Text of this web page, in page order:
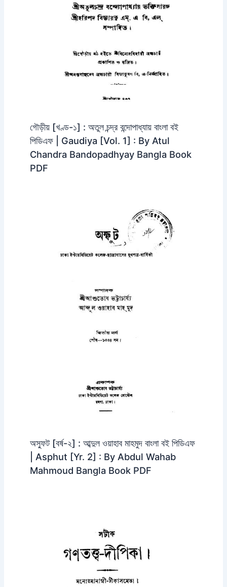
গৌড়ীয় [খণ্ড-১] : অতুল চন্দ্র বন্দোপাধ্যায় বাংলা বই
পিডিএফ | Gaudiya [Vol. 1] : By Atul
Chandra Bandopadhyay Bangla Book
PDF
অস্ফুট [বর্ষ-২] : আব্দুল ওয়াহাব মাহমুদ বাংলা বই পিডিএফ
| Asphut [Yr. 2] : By Abdul Wahab
Mahmoud Bangla Book PDF